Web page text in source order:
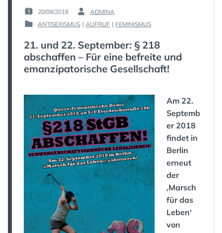
EMANZIPATORISCHE
POSTED
20/08/2018
BY
:
ADMINA
POSTED
:
ANTISEXISMUS | AUFRUF | FEMINISMUS
21. und 22. September: § 218
abschaffen – Für eine befreite und
emanzipatorische Gesellschaft!
Am 22.
Septemb
er 2018
findet in
Berlin
erneut
der
‚Marsch
für das
Leben‘
von